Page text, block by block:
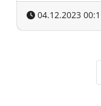
04.12.2023